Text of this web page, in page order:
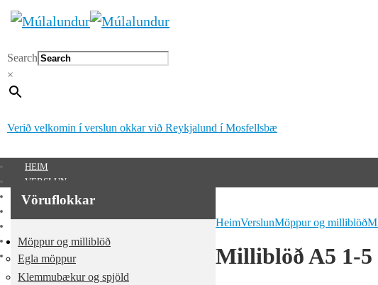
Search
×
Verið velkomin í verslun okkar við Reykjalund í Mosfellsbæ
HEIM
VERSLUN
SÉRUNNAR VÖRUR
HAFA SAMBAND
MITT SVÆÐI
Mitt svæði
HeimVerslunMöppur og milliblöð
Milliblöð A5 1-5
Vöruflokkar
Möppur og milliblöð
Egla möppur
Klemmubækur og spjöld